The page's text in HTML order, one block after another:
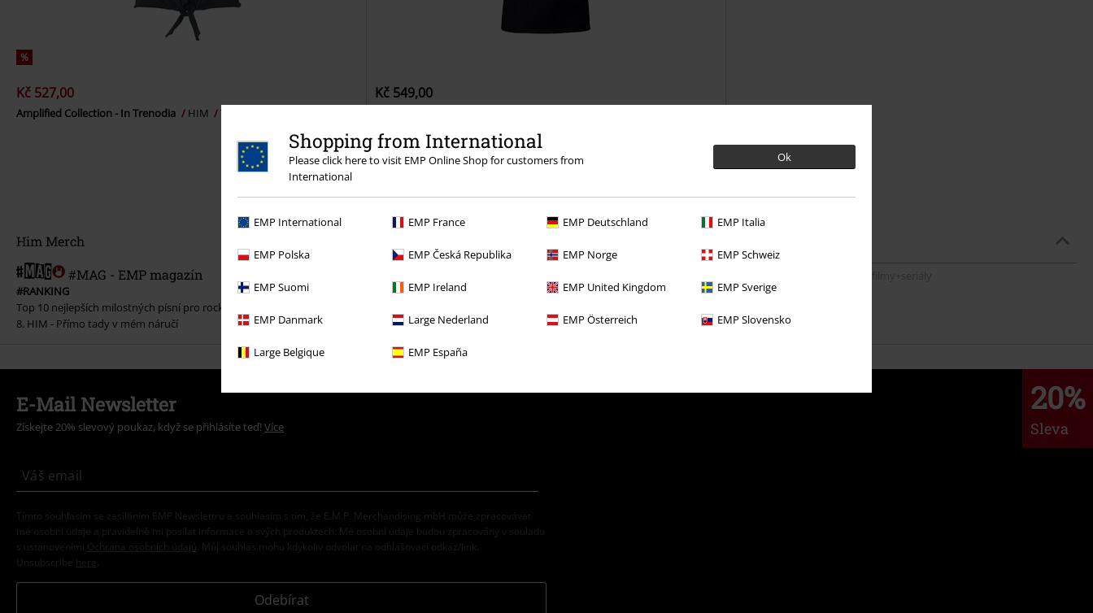
Shopping from International
Please click here to visit EMP Online Shop for customers from
International
Ok
EMP International EMP France EMP Deutschland EMP Italia
EMP Polska EMP Česká Republika EMP Norge EMP Schweiz
EMP Suomi EMP Ireland EMP United Kingdom EMP Sverige
EMP Danmark Large Nederland EMP Österreich EMP Slovensko
Large Belgique EMP España
%
Kč 527,00
Amplified Collection - In Trenodia HIM Top
Kč 549,00
Him Merch
#MAG - EMP magazín
#RANKING
Top 10 nejlepších milostných písní pro rockové a metalové fanoušky
8. HIM - Přímo tady v mém náručí
20%
Sleva
E-Mail Newsletter
Získejte 20% slevový poukaz, když se přihlásíte teď! Více
Tímto souhlasím se zasíláním EMP Newslettru a souhlasím s tím, že E.M.P. Merchandising mbH může zpracovávat
mé osobní údaje a pravidelně mi posílat informace o svých produktech. Mé osobní údaje budou zpracovány v souladu
s ustanoveními
Ochrana osobních údajů . Můj souhlas mohu kdykoliv odvolat na odhlašovací odkaz/link.
Unsubscribe here
Odebírat